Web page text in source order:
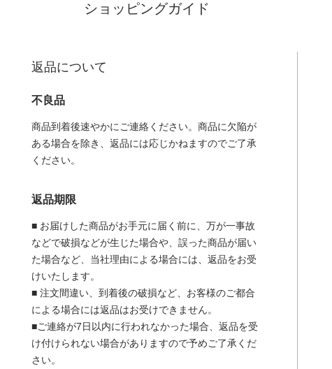
ショッピングガイド
返品について
不良品
商品到着後速やかにご連絡ください。商品に欠陥が
ある場合を除き、返品には応じかねますのでご了承
ください。
返品期限
■ お届けした商品がお手元に届く前に、万が一事故
などで破損などが生じた場合や、誤った商品が届い
た場合など、当社理由による場合には、返品をお受
けいたします。
■ 注文間違い、到着後の破損など、お客様のご都合
による場合には返品はお受けできません。
■ご連絡が7日以内に行われなかった場合、返品を受
け付けられない場合がありますので予めご了承くだ
さい。